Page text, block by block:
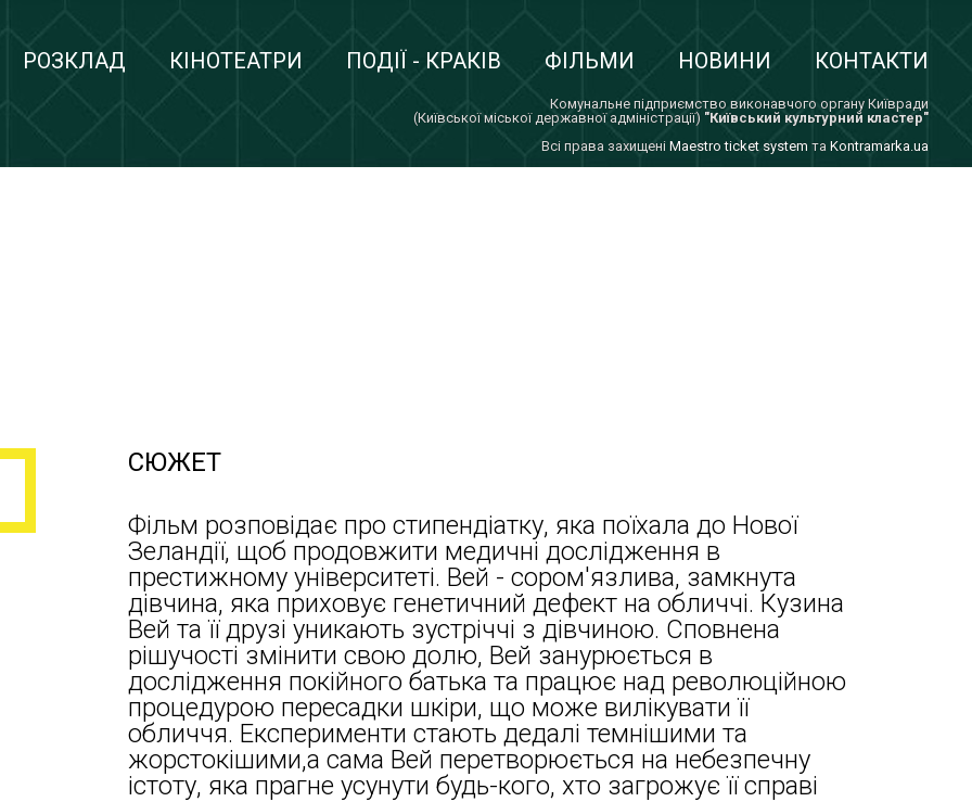
РОЗКЛАД КІНОТЕАТРИ ПОДІЇ - КРАКІВ ФІЛЬМИ НОВИНИ КОНТАКТИ
Комунальне підприємство виконавчого органу Київради
(Київської міської державної адміністрації) "Київський культурний кластер"
Всi права захищенi Maestro ticket system та Kontramarka.ua
СЮЖЕТ
Фільм розповідає про стипендіатку, яка поїхала до Нової
Зеландії, щоб продовжити медичні дослідження в
престижному університеті. Вей - сором'язлива, замкнута
дівчина, яка приховує генетичний дефект на обличчі. Кузина
Вей та її друзі уникають зустріччі з дівчиною. Сповнена
рішучості змінити свою долю, Вей занурюється в
дослідження покійного батька та працює над революційною
процедурою пересадки шкіри, що може вилікувати її
обличчя. Експерименти стають дедалі темнішими та
жорстокішими,а сама Вей перетворюється на небезпечну
істоту, яка прагне усунути будь-кого, хто загрожує її справі